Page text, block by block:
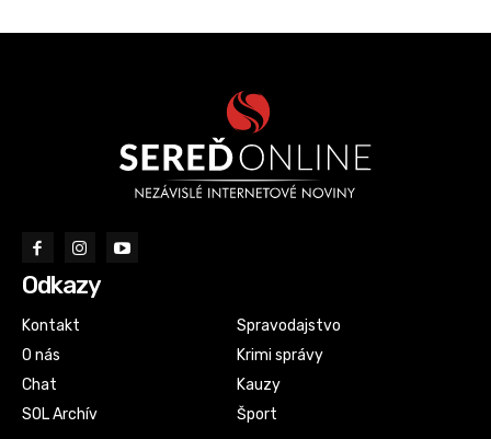
Odkazy
Kontakt
O nás
Chat
SOL Archív
Spravodajstvo
Krimi správy
Kauzy
Šport